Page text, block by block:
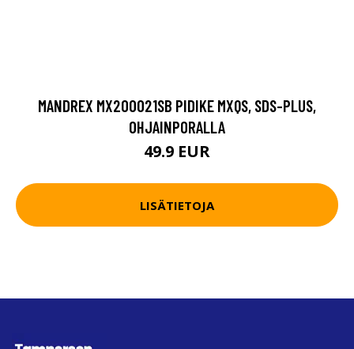
MANDREX MX200021SB PIDIKE MXQS, SDS-PLUS,
OHJAINPORALLA
49.9 EUR
LISÄTIETOJA